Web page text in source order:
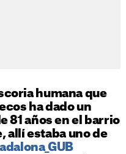
humana que
ha dado un
81 años en el barrio
allí estaba uno de